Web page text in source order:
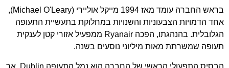
בראש החברה עומד מאז 1994 מייקל אוליירי (Michael O'Leary),
אחד הדמויות הצבעוניות והשנויות במחלוקת בתעשיית התעופה
הגלובלית. בהנהגתו, הפכה Ryanair ממפעיל אזורי קטן לענקית
תעופה שמשרתת מאות מיליוני נוסעים בשנה.
הבסיס התפעולי הראשי של החברה הוא נמל התעופה Dublin, אך